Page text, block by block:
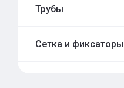
Трубы
Сетка и фиксаторы